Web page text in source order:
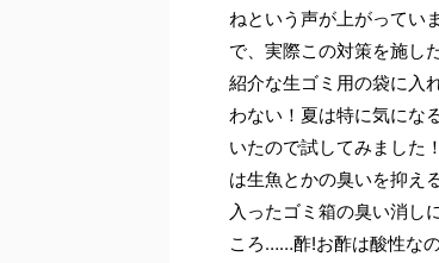
ねという声が上がってい
で、実際この対策を施し
紹介な生ゴミ用の袋に入
わない！夏は特に気にな
いたので試してみました
は生魚とかの臭いを抑え
入ったゴミ箱の臭い消し
ころ……酢!お酢は酸性な